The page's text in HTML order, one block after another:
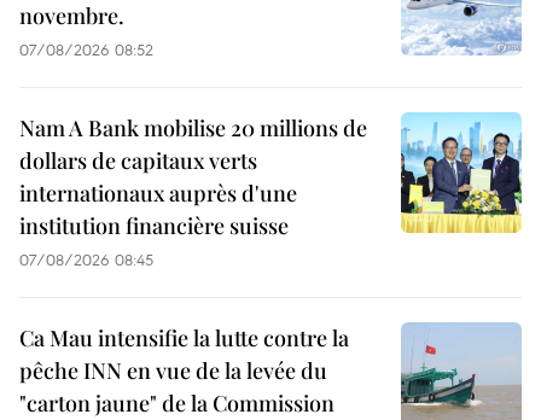
novembre.
07/08/2026 08:52
Nam A Bank mobilise 20 millions de
dollars de capitaux verts
internationaux auprès d'une
institution financière suisse
07/08/2026 08:45
Ca Mau intensifie la lutte contre la
pêche INN en vue de la levée du
"carton jaune" de la Commission